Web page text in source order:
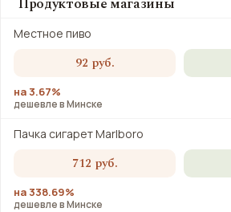
Местное пиво
92 руб.
на 3.67%
дешевле в Минске
Пачка сигарет Marlboro
712 руб.
на 338.69%
дешевле в Минске